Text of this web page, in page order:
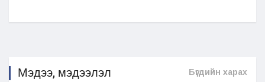
Мэдээ, мэдээлэл Бүгдийн харах